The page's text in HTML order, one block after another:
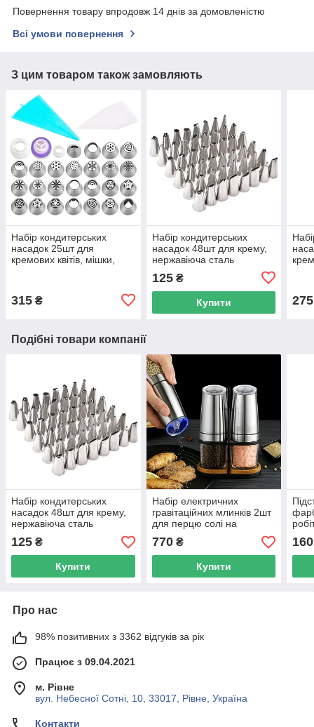
Повернення товару впродовж 14 днів за домовленістю
Всі умови повернення
З цим товаром також замовляють
Набір кондитерських
насадок 25шт для
кремових квітів, мішки,
315 ₴
Набір кондитерських
насадок 48шт для крему,
нержавіюча сталь
125₴
Купити 275
Подібні товари компанії
Набір кондитерських
насадок 48шт для крему,
нержавіюча сталь
125 ₴
Купити
Набір електричних
гравітаційних млинків 2шт
для перцю солі на
підставці
770₴
Купити
160
Про нас
98% позитивних з 3362 відгуків за рік
Працює з 09.04.2021
м. Рівне
вул. Небесної Сотні, 10, 33017, Рівне, Україна
Контакти